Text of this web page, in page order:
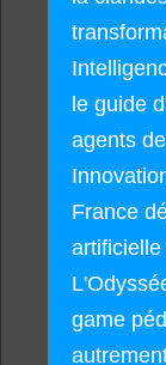
le guide
agents
France
game